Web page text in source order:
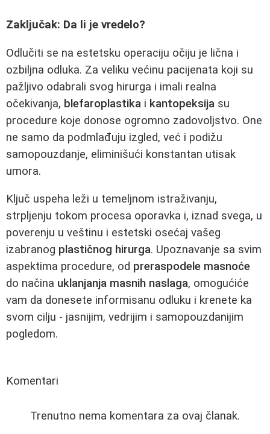
Zaključak: Da li je vredelo?
Odlučiti se na estetsku operaciju očiju je lična i
ozbiljna odluka. Za veliku većinu pacijenata koji su
pažljivo odabrali svog hirurga i imali realna
očekivanja, blefaroplastika i kantopeksija su
procedure koje donose ogromno zadovoljstvo. One
ne samo da podmlađuju izgled, već i podižu
samopouzdanje, eliminišući konstantan utisak
umora.
Ključ uspeha leži u temeljnom istraživanju,
strpljenju tokom procesa oporavka i, iznad svega, u
poverenju u veštinu i estetski osećaj vašeg
izabranog plastičnog hirurga. Upoznavanje sa svim
aspektima procedure, od preraspodele masnoće
do načina uklanjanja masnih naslaga, omogućiće
vam da donesete informisanu odluku i krenete ka
svom cilju - jasnijim, vedrijim i samopouzdanijim
pogledom.
Komentari
Trenutno nema komentara za ovaj članak.